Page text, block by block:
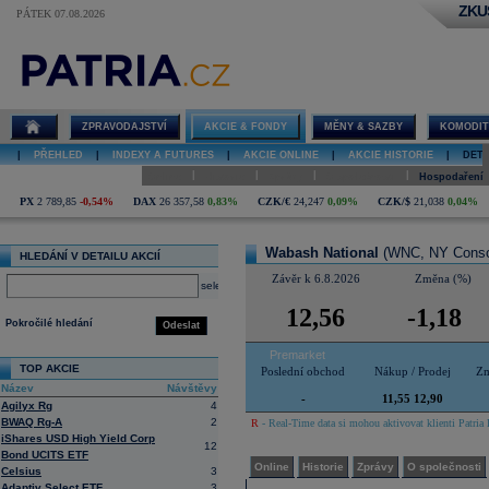
PÁTEK 07.08.2026
Wabash
National online
ZPRAVODAJSTVÍ AKCIE & FONDY MĚNY & SAZBY
PŘEHLED INDEXY A FUTURES AKCIE ONLINE AKCIE HISTORIE
Hospodaření
PX 2 789,85 -0,54% DAX 26 357,58 0,83% CZK/€ 24,247 0,09% CZK/$ 21,038 0,04%
HLEDÁNÍ V DETAILU AKCIÍ
select
Odeslat
Pokročilé hledání
TOP AKCIE
Název
Návštěvy
Agilyx Rg
4
BWAQ Rg-A
2
iShares USD High Yield Corp
Bond UCITS ETF
12
Celsius
3
Wabash National (WNC, NY
Závěr k 6.8.2026 Změna (%)
12,56 -1,18
Premarket
Poslední obchod
Nákup / Prodej
- 11,55 12,90
R - Real-Time data si mohou aktivovat klienti
Online Historie Zprávy O společnosti